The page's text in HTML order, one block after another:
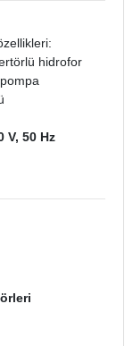
hidrofor
V, 50 Hz